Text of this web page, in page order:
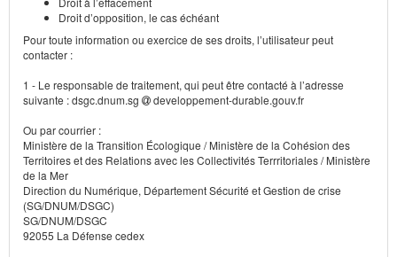
Droit d’opposition, le cas échéant
Pour toute information ou exercice de ses droits, l’utilisateur peut
contacter :
1 - Le responsable de traitement, qui peut être contacté à l’adresse
suivante : dsgc.dnum.sg
developpement-durable.gouv.fr
Ou par courrier :
Ministère de la Transition Écologique / Ministère de la Cohésion des
Territoires et des Relations avec les Collectivités Terrritoriales / Ministère
de la Mer
Direction du Numérique, Département Sécurité et Gestion de crise
(SG/DNUM/DSGC)
SG/DNUM/DSGC
92055 La Défense cedex